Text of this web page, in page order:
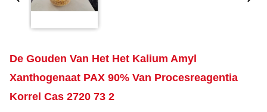
De Gouden Van Het Het Kalium Amyl
Xanthogenaat PAX 90% Van Procesreagentia
Korrel Cas 2720 73 2